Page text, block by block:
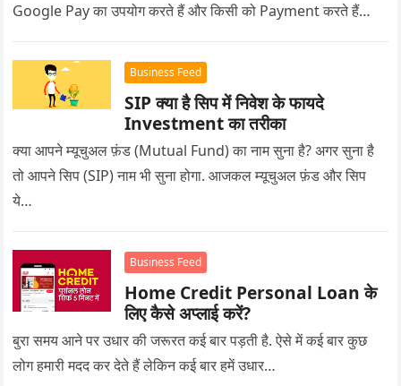
Google Pay का उपयोग करते हैं और किसी को Payment करते हैं…
Business Feed
SIP क्या है सिप में निवेश के फायदे
Investment का तरीका
क्या आपने म्यूचुअल फ़ंड (Mutual Fund) का नाम सुना है? अगर सुना है
तो आपने सिप (SIP) नाम भी सुना होगा. आजकल म्यूचुअल फ़ंड और सिप
ये…
Business Feed
Home Credit Personal Loan के
लिए कैसे अप्लाई करें?
बुरा समय आने पर उधार की जरूरत कई बार पड़ती है. ऐसे में कई बार कुछ
लोग हमारी मदद कर देते हैं लेकिन कई बार हमें उधार…